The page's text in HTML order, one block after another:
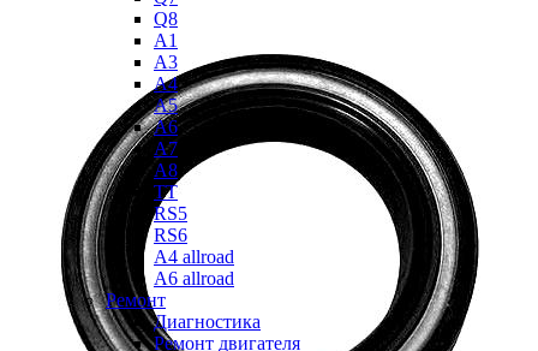
Q8
A1
A3
A4
A5
A6
A7
A8
TT
RS5
RS6
A4 allroad
A6 allroad
Ремонт
Диагностика
Ремонт двигателя